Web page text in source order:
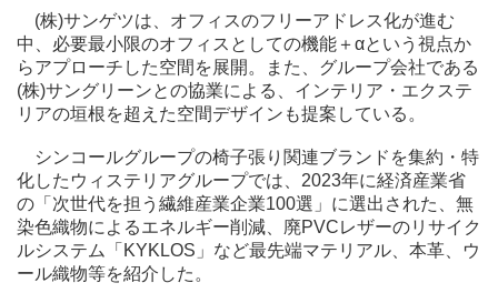
(株)サンゲツは、オフィスのフリーアドレス化が進む
中、必要最小限のオフィスとしての機能＋αという視点か
らアプローチした空間を展開。また、グループ会社である
(株)サングリーンとの協業による、インテリア・エクステ
リアの垣根を超えた空間デザインも提案している。
シンコールグループの椅子張り関連ブランドを集約・特
化したウィステリアグループでは、2023年に経済産業省
の「次世代を担う繊維産業企業100選」に選出された、無
染色織物によるエネルギー削減、廃PVCレザーのリサイク
ルシステム「KYKLOS」など最先端マテリアル、本革、ウ
ール織物等を紹介した。